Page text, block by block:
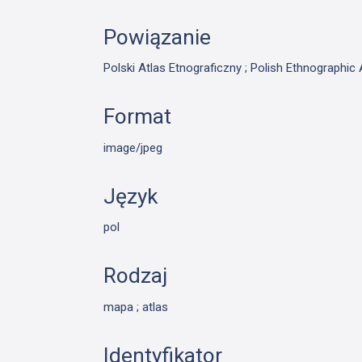
Powiązanie
Polski Atlas Etnograficzny ; Polish Ethnographic
Format
image/jpeg
Język
pol
Rodzaj
mapa ; atlas
Identyfikator